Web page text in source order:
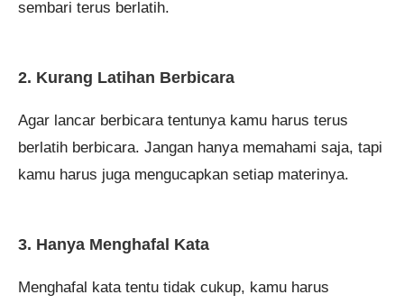
sembari terus berlatih.
2. Kurang Latihan Berbicara
Agar lancar berbicara tentunya kamu harus terus
berlatih berbicara. Jangan hanya memahami saja, tapi
kamu harus juga mengucapkan setiap materinya.
3. Hanya Menghafal Kata
Menghafal kata tentu tidak cukup, kamu harus